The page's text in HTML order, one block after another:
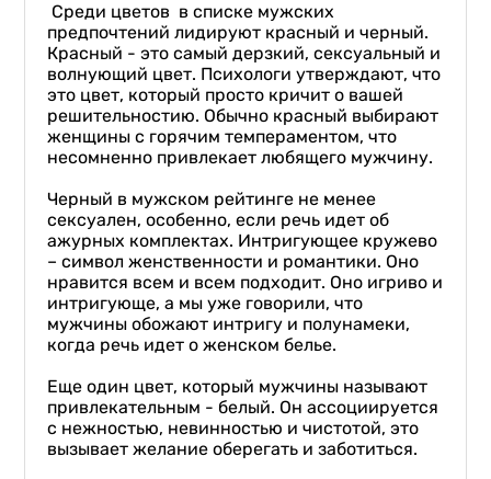
Среди цветов в списке мужских
предпочтений лидируют красный и черный.
Красный - это самый дерзкий, сексуальный и
волнующий цвет. Психологи утверждают, что
это цвет, который просто кричит о вашей
решительностию. Обычно красный выбирают
женщины с горячим темпераментом, что
несомненно привлекает любящего мужчину.
Черный в мужском рейтинге не менее
сексуален, особенно, если речь идет об
ажурных комплектах. Интригующее кружево
– символ женственности и романтики. Оно
нравится всем и всем подходит. Оно игриво и
интригующе, а мы уже говорили, что
мужчины обожают интригу и полунамеки,
когда речь идет о женском белье.
Еще один цвет, который мужчины называют
привлекательным - белый. Он ассоциируется
с нежностью, невинностью и чистотой, это
вызывает желание оберегать и заботиться.